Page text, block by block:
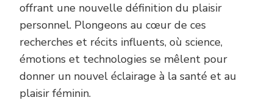
offrant une nouvelle définition du plaisir
personnel. Plongeons au cœur de ces
recherches et récits influents, où science,
émotions et technologies se mêlent pour
donner un nouvel éclairage à la santé et au
plaisir féminin.